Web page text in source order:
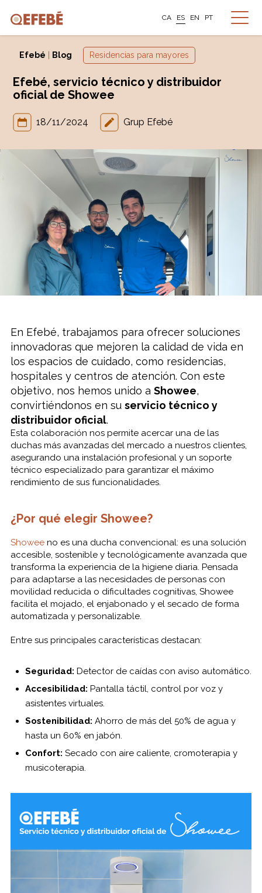
CA ES EN PT
Efebé Blog Residencias para mayores
Efebé, servicio técnico y distribuidor
oficial de Showee
18/11/2024 Grup Efebé
En Efebé, trabajamos para ofrecer soluciones
innovadoras que mejoren la calidad de vida en
los espacios de cuidado, como residencias,
hospitales y centros de atención. Con este
objetivo, nos hemos unido a Showee,
convirtiéndonos en su servicio técnico y
distribuidor oficial.
Esta colaboración nos permite acercar una de las
duchas más avanzadas del mercado a nuestros clientes,
asegurando una instalación profesional y un soporte
técnico especializado para garantizar el máximo
rendimiento de sus funcionalidades.
¿Por qué elegir Showee?
Showeeno es una ducha convencional: es una solución
accesible, sostenible y tecnológicamente avanzada que
transforma la experiencia de la higiene diaria. Pensada
para adaptarse a las necesidades de personas con
movilidad reducida o dificultades cognitivas, Showee
facilita el mojado, el enjabonado y el secado de forma
automatizada y personalizable.
Entre sus principales características destacan:
Seguridad: Detector de caídas con aviso automático.
Accesibilidad: Pantalla táctil, control por voz y
asistentes virtuales.
Sostenibilidad: Ahorro de más del 50% de agua y
hasta un 60% en jabón.
Confort: Secado con aire caliente, cromoterapia y
musicoterapia.